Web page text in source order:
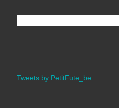
Tweets by PetitFute_be